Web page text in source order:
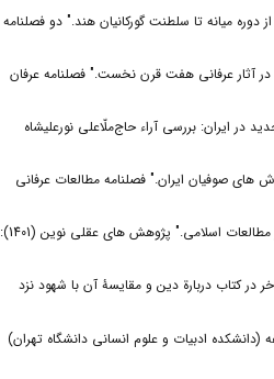
میانه تا سلطنت گورکانیان هند." دو فصلنامه
آثار عرفانی هفت قرن نخست." فصلنامه عرفان
ایران: بررسی آراء حاج‌ملّاعلی نورعلیشاه
های صوفیان ایران." فصلنامه مطالعات عرفانی
• نصرتیان، رئوف، شهرام پازوکی و فاطمه لاجوردی. "بازشناسی و کارآمدی روش تاریخی نگری در مطالعات اسلامی." پژوهش های عقلی نوین (1401):
در کتاب دربارة دین و مقایسۀ آن با شهود نزد
ادبیات و علوم انسانی دانشگاه تهران)